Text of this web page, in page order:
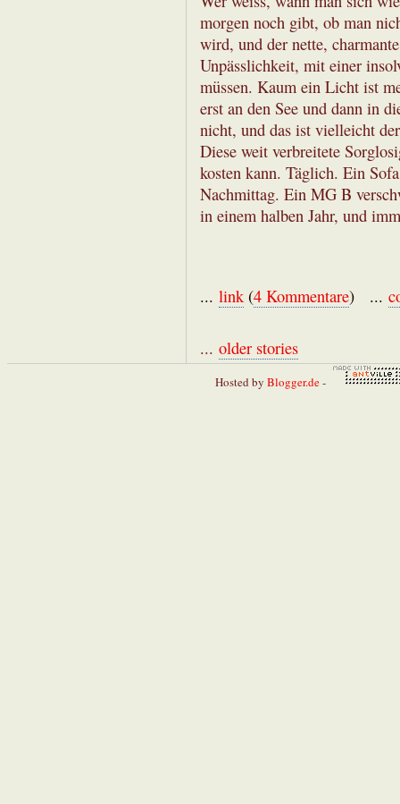
morgen noch gibt, ob man
wird, und der nette,
Unpässlichkeit, mit einer
müssen. Kaum ein Licht ist
erst an den See und dann in
nicht, und das ist vielleicht
Diese weit verbreitete
kosten kann. Täglich. Ein
Nachmittag. Ein MG B
in einem halben Jahr, und
... link (4 Kommentare) ...
... older stories
Hosted by Blogger.de-